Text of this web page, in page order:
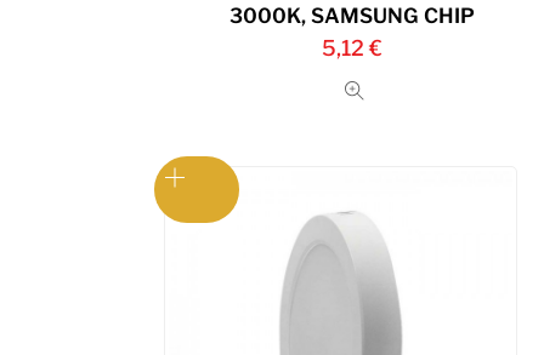
3000K, SAMSUNG CHIP
5,12 €